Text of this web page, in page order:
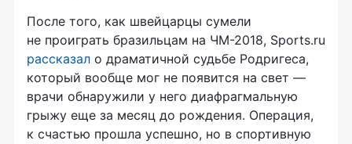
После того, как швейцарцы сумели
не проиграть бразильцам на ЧМ-2018, Sports.ru
рассказал о драматичной судьбе Родригеса,
который вообще мог не появится на свет —
врачи обнаружили у него диафрагмальную
грыжу еще за месяц до рождения. Операция,
к счастью прошла успешно, но в спортивную